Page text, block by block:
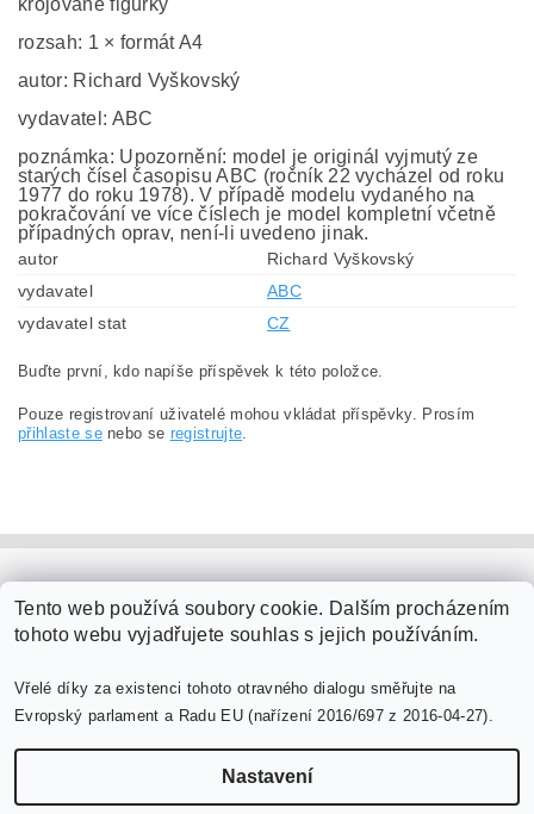
krojované figurky
rozsah: 1 × formát A4
autor: Richard Vyškovský
vydavatel: ABC
poznámka: Upozornění: model je originál vyjmutý ze
starých čísel časopisu ABC (ročník 22 vycházel od roku
1977 do roku 1978). V případě modelu vydaného na
pokračování ve více číslech je model kompletní včetně
případných oprav, není-li uvedeno jinak.
autor
Richard Vyškovský
vydavatel
ABC
vydavatel stat
CZ
Buďte první, kdo napíše příspěvek k této položce.
Pouze registrovaní uživatelé mohou vkládat příspěvky. Prosím
přihlaste senebo se registrujte.
Tento web používá soubory cookie. Dalším procházením
tohoto webu vyjadřujete souhlas s jejich používáním.
Vřelé díky za existenci tohoto otravného dialogu směřujte na
Evropský parlament a Radu EU (nařízení 2016/697 z 2016-04-27).
Nastavení